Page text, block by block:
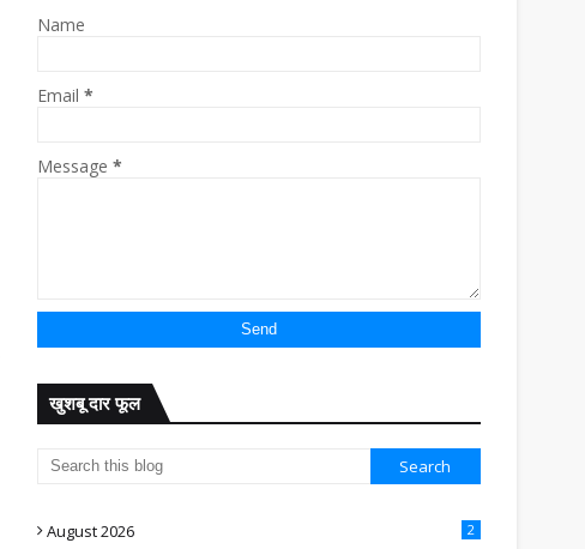
Name
Email *
Message *
खुशबू दार फूल
August 2026 2